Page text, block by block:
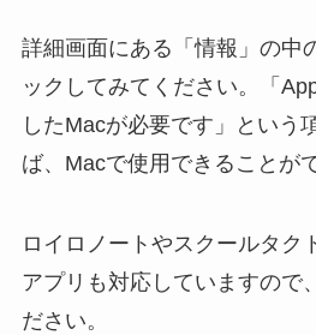
詳細画面にある「情報」の中
ックしてみてください。「
したMacが必要です」という
ば、Macで使用できることが
ロイロノートやスクールタク
アプリも対応していますので
ださい。